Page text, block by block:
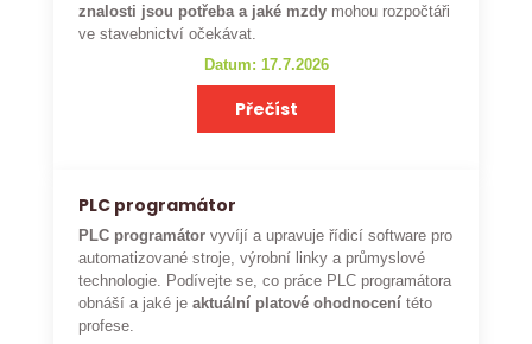
znalosti jsou potřeba a jaké mzdy mohou rozpočtáři
ve stavebnictví očekávat.
Datum: 17.7.2026
Přečíst
PLC programátor
PLC programátor vyvíjí a upravuje řídicí software pro
automatizované stroje, výrobní linky a průmyslové
technologie. Podívejte se, co práce PLC programátora
obnáší a jaké je aktuální platové ohodnocení této
profese.